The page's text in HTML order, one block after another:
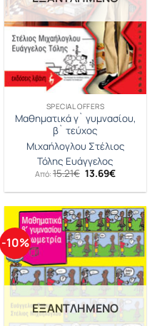
SPECIAL OFFERS
Μαθηματικά γ` γυμνασίου,
β` τεύχος
Μιχαήλογλου Στέλιος
Τόλης Ευάγγελος
Από: 15.21€ Original
price
was:
13.69€Η
τιμή
13.69€.
-10%
ΕΞΑΝΤΛΗΜΈΝΟ